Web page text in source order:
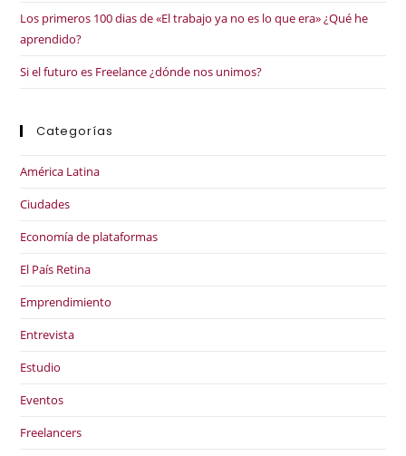
Los primeros 100 dias de «El trabajo ya no es lo que era» ¿Qué he
aprendido?
Si el futuro es Freelance ¿dónde nos unimos?
Categorías
América Latina
Ciudades
Economía de plataformas
El País Retina
Emprendimiento
Entrevista
Estudio
Eventos
Freelancers